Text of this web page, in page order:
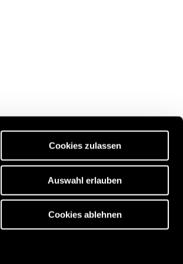
Cookies zulassen
Auswahl erlauben
Cookies ablehnen
: